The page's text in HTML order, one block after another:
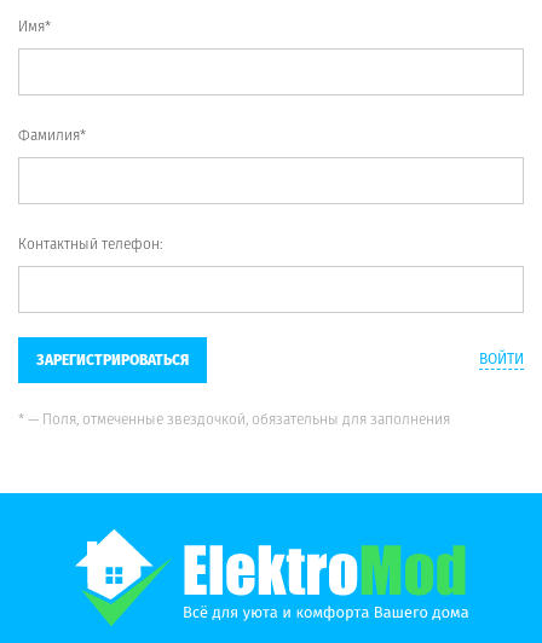
Имя*
Фамилия*
Контактный телефон:
ЗАРЕГИСТРИРОВАТЬСЯ ВОЙТИ
* — Поля, отмеченные звездочкой, обязательны для заполнения